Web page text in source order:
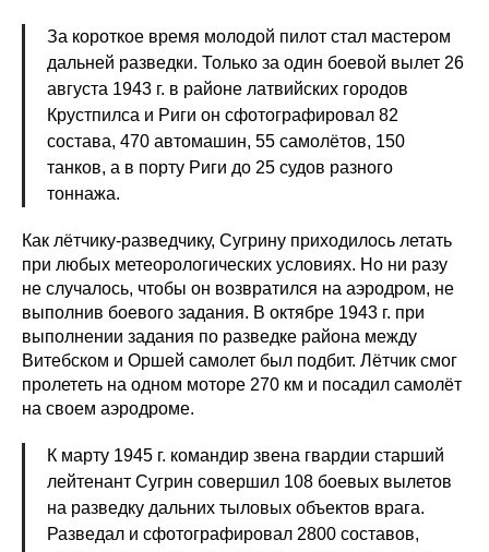
За короткое время молодой пилот стал мастером
дальней разведки. Только за один боевой вылет 26
августа 1943 г. в районе латвийских городов
Крустпилса и Риги он сфотографировал 82
состава, 470 автомашин, 55 самолётов, 150
танков, а в порту Риги до 25 судов разного
тоннажа.
Как лётчику-разведчику, Сугрину приходилось летать
при любых метеорологических условиях. Но ни разу
не случалось, чтобы он возвратился на аэродром, не
выполнив боевого задания. В октябре 1943 г. при
выполнении задания по разведке района между
Витебском и Оршей самолет был подбит. Лётчик смог
пролететь на одном моторе 270 км и посадил самолёт
на своем аэродроме.
К марту 1945 г. командир звена гвардии старший
лейтенант Сугрин совершил 108 боевых вылетов
на разведку дальних тыловых объектов врага.
Разведал и сфотографировал 2800 составов,